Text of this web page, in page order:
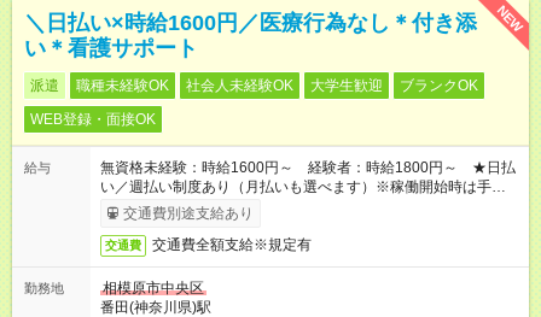
NEW
＼日払い×時給1600円／医療行為なし＊付き添
い＊看護サポート
派遣 職種未経験OK 社会人未経験OK 大学生歓迎
ブランクOK
WEB登録・面接OK
給与
無資格未経験：時給1600円～ 経験者：時給1800円～ ★日払
い／週払い制度あり（月払いも選べます）※稼働開始時は手続き
完了次第のお支払いとなります。
交通費別途支給あり
交通費 交通費全額支給※規定有
勤務地
相模原市中央区
番田(神奈川県)駅